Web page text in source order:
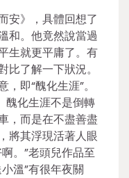
安》，具體回想了
和。他竟然說當過
生就更平庸了。有
了解一下狀況。
即“醜化生涯”。
醜化生涯不是倒轉
，而是在不盡善盡
將其浮現活著人眼
。”老頭兒作品至
溫”有很年夜關